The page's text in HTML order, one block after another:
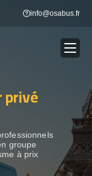
info@osabus.fr
Show dropdown
privé
groupe
à prix